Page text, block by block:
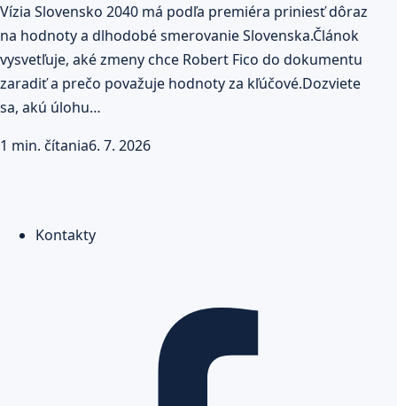
Vízia Slovensko 2040 má podľa premiéra priniesť dôraz
na hodnoty a dlhodobé smerovanie Slovenska.Článok
vysvetľuje, aké zmeny chce Robert Fico do dokumentu
zaradiť a prečo považuje hodnoty za kľúčové.Dozviete
sa, akú úlohu…
1 min. čítania6. 7. 2026
Kontakty